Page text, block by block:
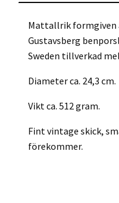
Mattallrik formgiven
Gustavsberg
Sweden tillverkad
Diameter ca. 24,3 cm.
Vikt ca. 512 gram.
Fint vintage skick,
förekommer.